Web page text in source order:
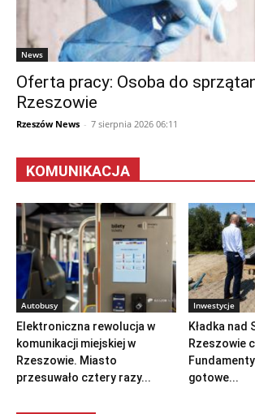
News
Oferta pracy: Osoba do
Rzeszowie
Rzeszów News - 7 sierpnia 2026 06:11
KOMUNIKACJA
Autobusy
Elektroniczna rewolucja w
komunikacji miejskiej w
Rzeszowie. Miasto
przesuwało cztery razy...
Inwestycje
Kładka nad
Rzeszowie
gotowe...